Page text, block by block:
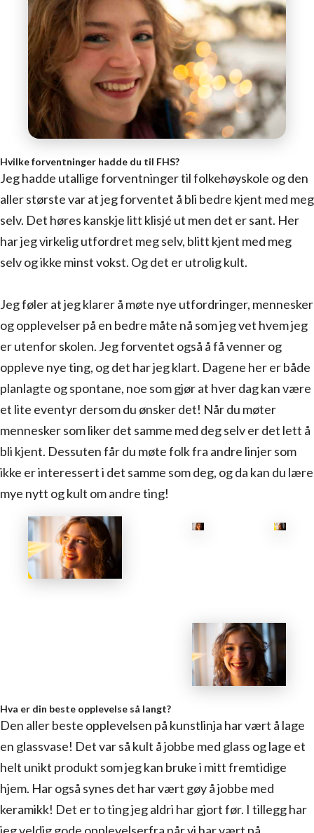
Hvilke forventninger hadde du til FHS?
Jeg hadde utallige forventninger til folkehøyskole og den
aller største var at jeg forventet å bli bedre kjent med meg
selv. Det høres kanskje litt klisjé ut men det er sant. Her
har jeg virkelig utfordret meg selv, blitt kjent med meg
selv og ikke minst vokst. Og det er utrolig kult.
Jeg føler at jeg klarer å møte nye utfordringer, mennesker
og opplevelser på en bedre måte nå som jeg vet hvem jeg
er utenfor skolen. Jeg forventet også å få venner og
oppleve nye ting, og det har jeg klart. Dagene her er både
planlagte og spontane, noe som gjør at hver dag kan være
et lite eventyr dersom du ønsker det! Når du møter
mennesker som liker det samme med deg selv er det lett å
bli kjent. Dessuten får du møte folk fra andre linjer som
ikke er interessert i det samme som deg, og da kan du lære
mye nytt og kult om andre ting!
Hva er din beste opplevelse så langt?
Den aller beste opplevelsen på kunstlinja har vært å lage
en glassvase! Det var så kult å jobbe med glass og lage et
helt unikt produkt som jeg kan bruke i mitt fremtidige
hjem. Har også synes det har vært gøy å jobbe med
keramikk! Det er to ting jeg aldri har gjort før. I tillegg har